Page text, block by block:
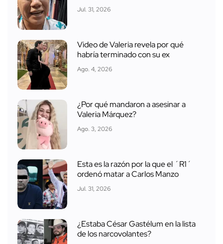
Jul. 31, 2026
Video de Valeria revela por qué
habría terminado con su ex
Ago. 4, 2026
¿Por qué mandaron a asesinar a
Valeria Márquez?
Ago. 3, 2026
Esta es la razón por la que el ´R1´
ordenó matar a Carlos Manzo
Jul. 31, 2026
¿Estaba César Gastélum en la lista
de los narcovolantes?